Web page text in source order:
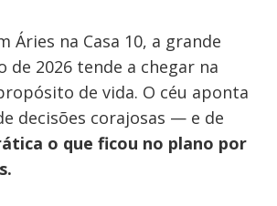
Áries na Casa 10, a grande
de 2026 tende a chegar na
de vida. O céu aponta
decisões corajosas — e de
o que ficou no plano por